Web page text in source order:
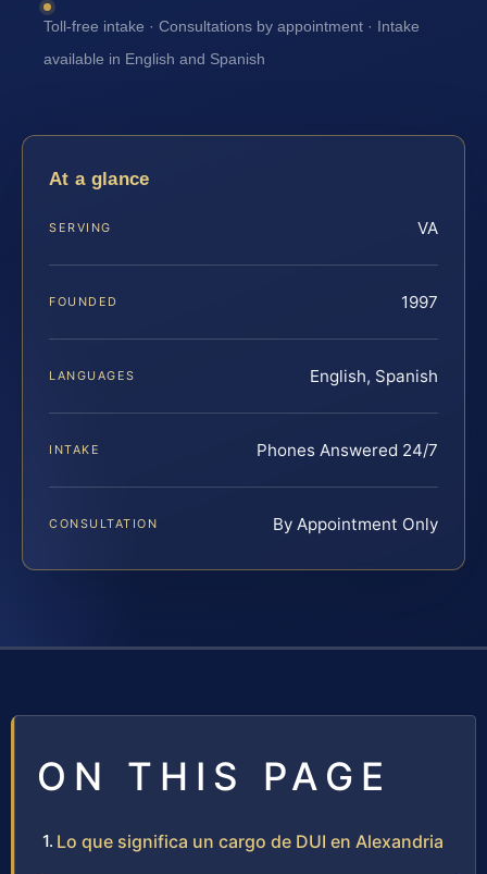
Toll-free intake · Consultations by appointment · Intake
available in English and Spanish
At a glance
SERVING VA
FOUNDED 1997
LANGUAGES English, Spanish
INTAKE Phones Answered 24/7
CONSULTATION By Appointment Only
ON THIS PAGE
Lo que significa un cargo de DUI en Alexandria